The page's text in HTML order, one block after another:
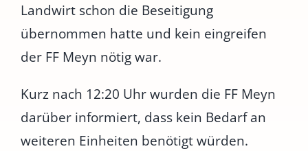
Landwirt schon die Beseitigung
übernommen hatte und kein eingreifen
der FF Meyn nötig war.
Kurz nach 12:20 Uhr wurden die FF Meyn
darüber informiert, dass kein Bedarf an
weiteren Einheiten benötigt würden.